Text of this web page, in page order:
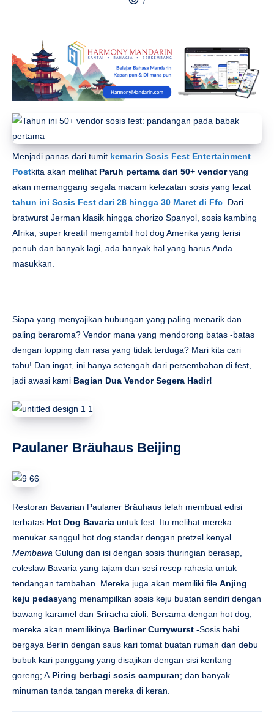
Menjadi panas dari tumit kemarin Sosis Fest Entertainment
Postkita akan melihat Paruh pertama dari 50+ vendoryang
akan memanggang segala macam kelezatan sosis yang lezat
tahun ini Sosis Fest dari 28 hingga 30 Maret di Ffc . Dari
bratwurst Jerman klasik hingga chorizo ​​Spanyol, sosis kambing
Afrika, super kreatif mengambil hot dog Amerika yang terisi
penuh dan banyak lagi, ada banyak hal yang harus Anda
masukkan.
Siapa yang menyajikan hubungan yang paling menarik dan
paling beraroma? Vendor mana yang mendorong batas -batas
dengan topping dan rasa yang tidak terduga? Mari kita cari
tahu! Dan ingat, ini hanya setengah dari persembahan di fest,
jadi awasi kami Bagian Dua Vendor Segera Hadir!
Paulaner Bräuhaus Beijing
Restoran Bavarian Paulaner Bräuhaus telah membuat edisi
terbatas Hot Dog Bavaria untuk fest. Itu melihat mereka
menukar sanggul hot dog standar dengan pretzel kenyal
Membawa Gulung dan isi dengan sosis thuringian berasap,
coleslaw Bavaria yang tajam dan sesi resep rahasia untuk
tendangan tambahan. Mereka juga akan memiliki file Anjing
keju pedasyang menampilkan sosis keju buatan sendiri dengan
bawang karamel dan Sriracha aioli. Bersama dengan hot dog,
mereka akan memilikinya Berliner Currywurst -Sosis babi
bergaya Berlin dengan saus kari tomat buatan rumah dan debu
bubuk kari panggang yang disajikan dengan sisi kentang
goreng; A Piring berbagi sosis campuran; dan banyak
minuman tanda tangan mereka di keran.